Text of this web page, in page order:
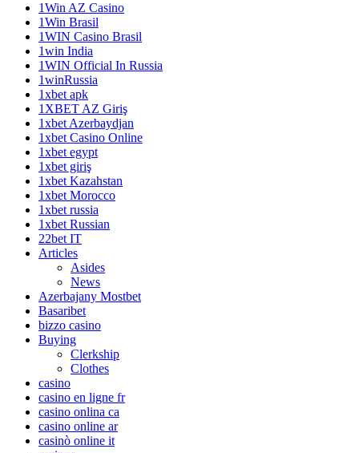
1Win AZ Casino
1Win Brasil
1WIN Casino Brasil
1win India
1WIN Official In Russia
1winRussia
1xbet apk
1XBET AZ Giriş
1xbet Azerbaydjan
1xbet Casino Online
1xbet egypt
1xbet giriş
1xbet Kazahstan
1xbet Morocco
1xbet russia
1xbet Russian
22bet IT
Articles
Asides
News
Azerbajany Mostbet
Basaribet
bizzo casino
Buying
Clerkship
Clothes
casino
casino en ligne fr
casino onlina ca
casino online ar
casinò online it